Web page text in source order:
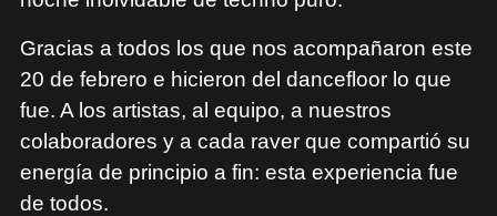
Gracias a todos los que nos acompañaron este
20 de febrero e hicieron del dancefloor lo que
fue. A los artistas, al equipo, a nuestros
colaboradores y a cada raver que compartió su
energía de principio a fin: esta experiencia fue
de todos.